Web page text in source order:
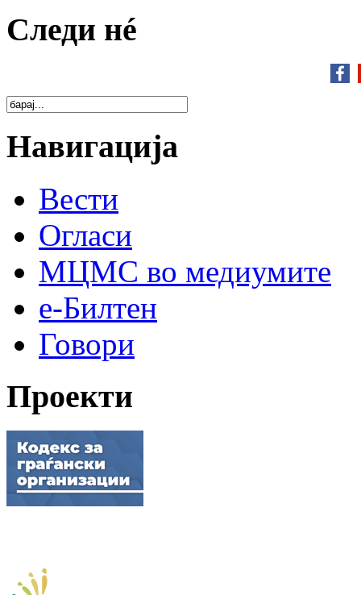
Следи нé
Навигација
Вести
Огласи
МЦМС во медиумите
е-Билтен
Говори
Проекти